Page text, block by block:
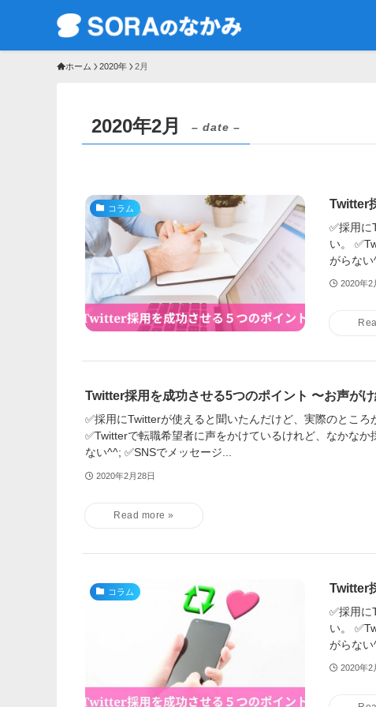
ホーム 2020年 2月
2020年2月 – date –
コラム Twitter
✅採用
い。
がらない
2020年2
Twitter採用を成功させる5つのポイント 〜お声が
✅採用にTwitterが使えると聞いたんだけど、実際のところ
✅Twitterで転職希望者に声をかけているけれど、なかなか
ない^^; ✅SNSでメッセージ...
2020年2月28日
コラム Twitter
✅採用
い。
がらない
2020年2